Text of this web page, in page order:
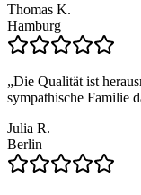
Thomas K.
Hamburg
„Die Qualität ist
sympathische Familie
Julia R.
Berlin